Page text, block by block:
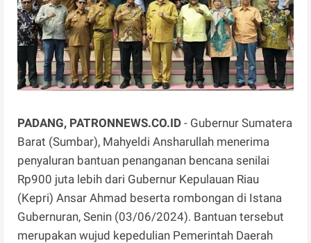
PADANG, PATRONNEWS.CO.ID - Gubernur Sumatera
Barat (Sumbar), Mahyeldi Ansharullah menerima
penyaluran bantuan penanganan bencana senilai
Rp900 juta lebih dari Gubernur Kepulauan Riau
(Kepri) Ansar Ahmad beserta rombongan di Istana
Gubernuran, Senin (03/06/2024). Bantuan tersebut
merupakan wujud kepedulian Pemerintah Daerah